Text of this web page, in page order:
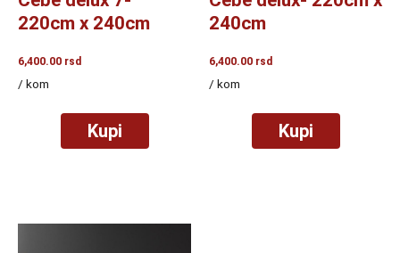
220cm x 240cm
6,400.00 rsd
/ kom
Kupi
240cm
6,400.00 rsd
/ kom
Kupi